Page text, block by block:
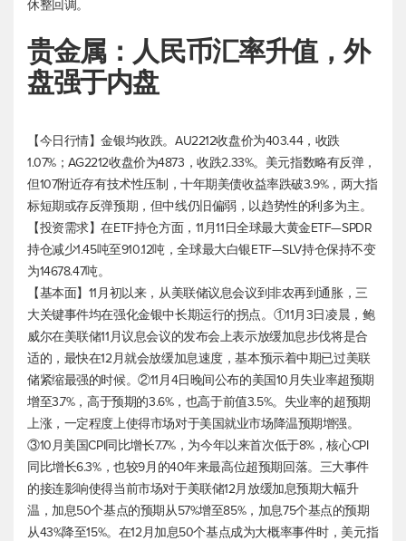
休整回调。
贵金属：人民币汇率升值，外
盘强于内盘
【今日行情】金银均收跌。AU2212收盘价为403.44，收跌
1.07%；AG2212收盘价为4873，收跌2.33%。 美元指数略有反弹，
但107附近存有技术性压制，十年期美债收益率跌破3.9%，两大指
标短期或存反弹预期，但中线仍旧偏弱，以趋势性的利多为主。
【投资需求】在ETF持仓方面，11月11日全球最大黄金ETF—SPDR
持仓减少1.45吨至910.12吨，全球最大白银ETF—SLV持仓保持不变
为14678.47吨。
【基本面】11月初以来，从美联储议息会议到非农再到通胀，三
大关键事件均在强化金银中长期运行的拐点。①11月3日凌晨，鲍
威尔在美联储11月议息会议的发布会上表示放缓加息步伐将是合
适的，最快在12月就会放缓加息速度，基本预示着中期已过美联
储紧缩最强的时候。②11月4日晚间公布的美国10月失业率超预期
增至3.7%，高于预期的3.6%，也高于前值3.5%。失业率的超预期
上涨，一定程度上使得市场对于美国就业市场降温预期增强。
③10月美国CPI同比增长7.7%，为今年以来首次低于8%，核心CPI
同比增长6.3%，也较9月的40年来最高位超预期回落。三大事件
的接连影响使得当前市场对于美联储12月放缓加息预期大幅升
温，加息50个基点的预期从57%增至85%，加息75个基点的预期
从43%降至15%。在12月加息50个基点成为大概率事件时， 美元指